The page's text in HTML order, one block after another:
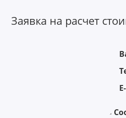
Заявка на расчет